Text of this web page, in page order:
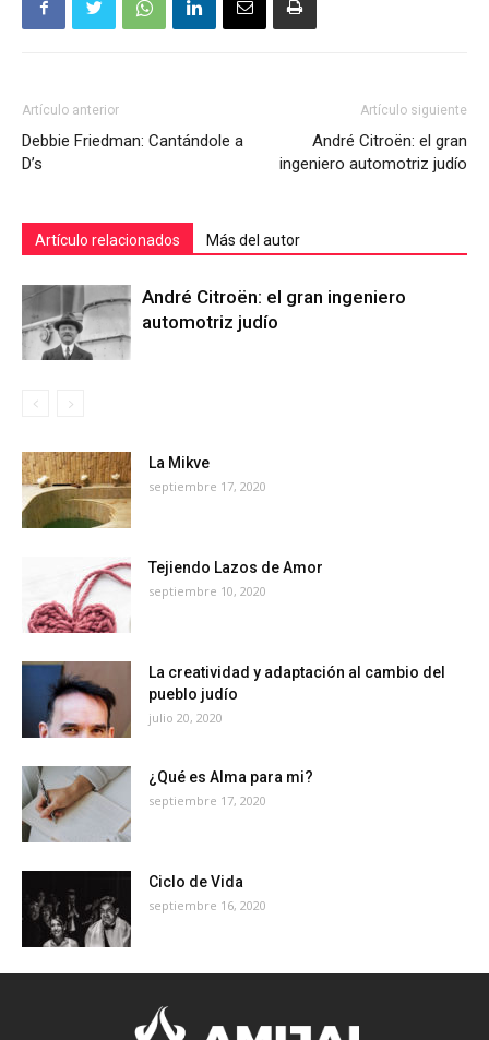
Artículo anterior
Debbie Friedman: Cantándole a
D’s
Artículo siguiente
André Citroën: el gran
ingeniero automotriz judío
Artículo relacionados Más del autor
André Citroën: el gran ingeniero
automotriz judío
La Mikve
septiembre 17, 2020
Tejiendo Lazos de Amor
septiembre 10, 2020
La creatividad y adaptación al cambio del
pueblo judío
julio 20, 2020
¿Qué es Alma para mi?
septiembre 17, 2020
Ciclo de Vida
septiembre 16, 2020